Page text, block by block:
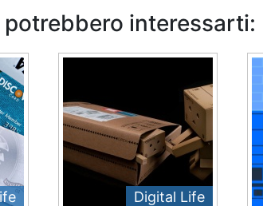
interessarti:
Digital Life